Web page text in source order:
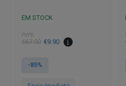
EM STOCK
PVPR
€67.00
O
original
€67.00.
€9.90
O
atual
€9.90.
-85%